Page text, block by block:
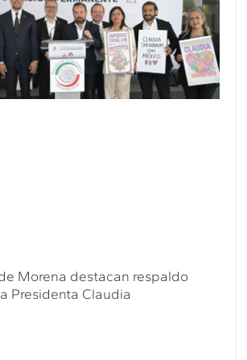
Morena destacan respaldo
Presidenta Claudia